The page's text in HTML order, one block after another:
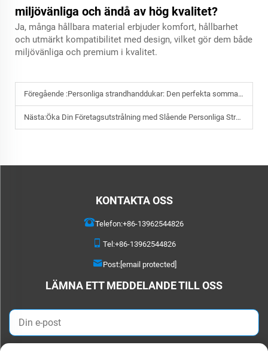
miljövänliga och ändå av hög kvalitet?
Ja, många hållbara material erbjuder komfort, hållbarhet
och utmärkt kompatibilitet med design, vilket gör dem både
miljövänliga och premium i kvalitet.
Föregående :Personliga strandhanddukar: Den perfekta sommargåvan för varumärkesbyggande och event
Nästa:Öka Din Företagsutstrålning med Slående Personliga Strandservetter
KONTAKTA OSS
Telefon:+86-13962544826
Tel:+86-13962544826
Post:[email protected]
LÄMNA ETT MEDDELANDE TILL OSS